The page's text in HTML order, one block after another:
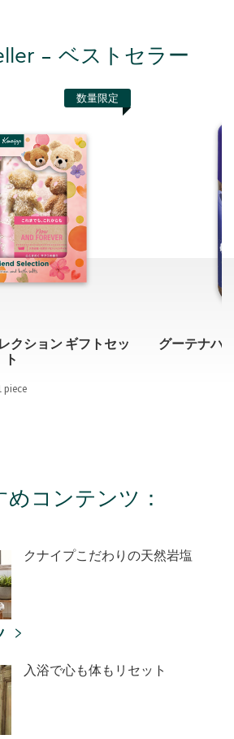
ベストセラー
数量限定
クション ギフトセッ
ト
piece
グーテナハ
めコンテンツ：
クナイプこだわりの天然岩塩
入浴で心も体もリセット